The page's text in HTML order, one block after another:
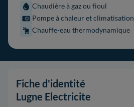
Chaudière à gaz ou fioul
Pompe à chaleur et climatisation
Chauffe-eau thermodynamique
Fiche d'identité
Lugne Electricite